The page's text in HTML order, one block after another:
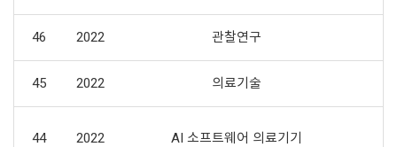
46 2022 관찰연구
45 2022 의료기술
44 2022 AI 소프트웨어 의료기기